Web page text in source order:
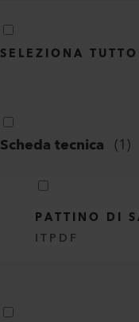
SELEZIONA TUTTO
Scheda tecnica (1)
PATTINO DI
ITPDF